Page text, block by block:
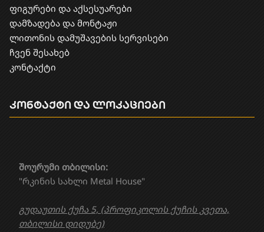
ფიგურები და აქსესუარები
დამზადება და მონტაჟი
​ლითონის დამუშავების სერვისები
ჩვენ შესახებ
კონტაქტი
შოურუმი თბილისი:
"რკინის სახლი Metal House"
გუდაუთის ქუჩა 5, (პროფიკოლის ქუჩის კვეთა,
თბილისი დიდუბე)
კონტაქტი და ლოკაციები